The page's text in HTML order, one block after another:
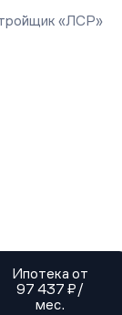
«ЛСР»
Ипотека от
97 437 ₽/
мес.